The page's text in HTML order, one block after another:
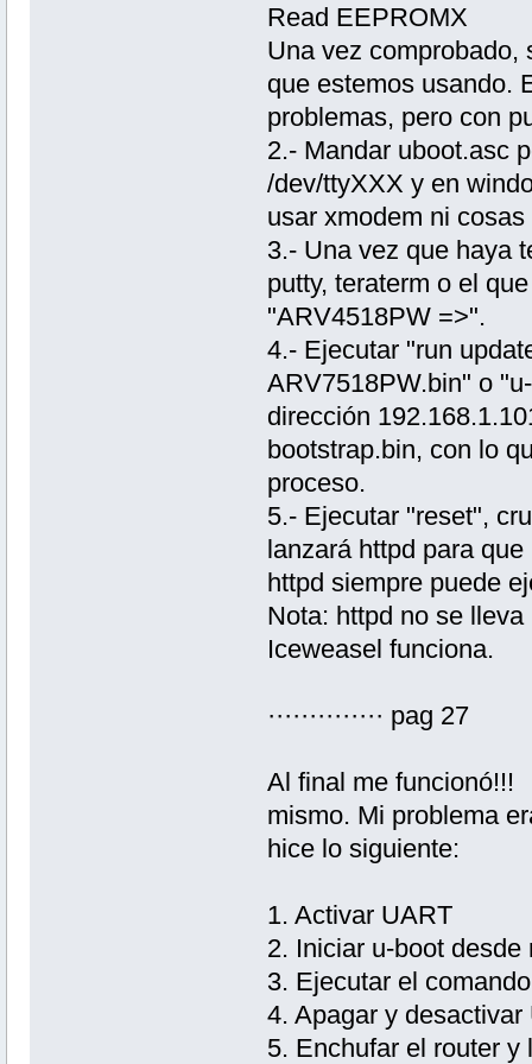
Read EEPROMX
Una vez comprobado,
que estemos usando.
problemas, pero con
2.- Mandar uboot.asc
/dev/ttyXXX y en
usar xmodem ni
3.- Una vez que haya
putty, teraterm o el
"ARV4518PW =>".
4.- Ejecutar "run
ARV7518PW.bin" o
dirección
bootstrap.bin, con lo
proceso.
5.- Ejecutar "reset",
lanzará httpd para
httpd siempre puede
Nota: httpd no se
Iceweasel funciona.
·············· pag 27
Al final me funcionó!!!
mismo. Mi problema
hice lo siguiente:
1. Activar UART
2. Iniciar u-boot
3. Ejecutar el
4. Apagar y desactivar
5. Enchufar el router y